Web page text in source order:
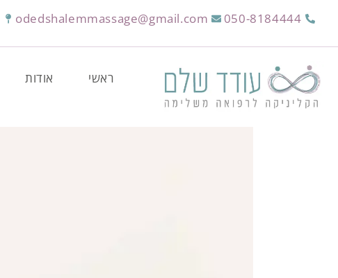
050-8184444
odedshalemmassage@gmail.com
ראשי אודות